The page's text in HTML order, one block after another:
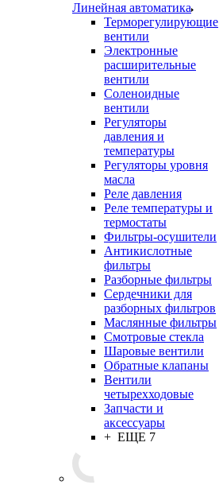
Линейная автоматика
Терморегулирующие
вентили
Электронные
расширительные
вентили
Соленоидные
вентили
Регуляторы
давления и
температуры
Регуляторы уровня
масла
Реле давления
Реле температуры и
термостаты
Фильтры-осушители
Антикислотные
фильтры
Разборные фильтры
Сердечники для
разборных фильтров
Маслянные фильтры
Смотровые стекла
Шаровые вентили
Обратные клапаны
Вентили
четырехходовые
Запчасти и
аксессуары
+ ЕЩЕ 7